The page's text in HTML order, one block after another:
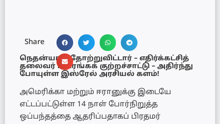
Share
நெதன்யாகு தோற்றுவிட்டார் – எதிர்க்கட்சித்
தலைவர் பகிரங்கக் குற்றச்சாட்டு – அதிர்ந்து
போயுள்ள இஸ்ரேல் அரசியல் களம்!
அமெரிக்கா மற்றும் ஈரானுக்கு இடையே
எட்டப்பட்டுள்ள 14 நாள் போர்நிறுத்த
ஒப்பந்தத்தை ஆதரிப்பதாகப் பிரதமர்